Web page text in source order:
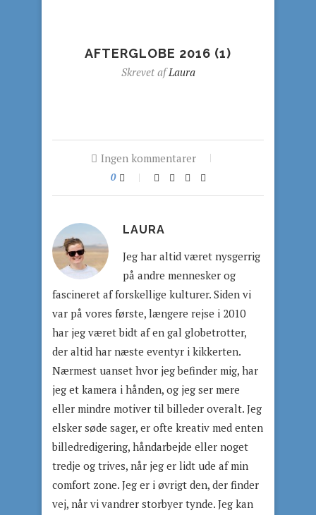
AFTERGLOBE 2016 (1)
Skrevet afLaura
Ingen kommentarer
0
LAURA
Jeg har altid været nysgerrig
på andre mennesker og
fascineret af forskellige kulturer. Siden vi
var på vores første, længere rejse i 2010
har jeg været bidt af en gal globetrotter,
der altid har næste eventyr i kikkerten.
Nærmest uanset hvor jeg befinder mig, har
jeg et kamera i hånden, og jeg ser mere
eller mindre motiver til billeder overalt. Jeg
elsker søde sager, er ofte kreativ med enten
billedredigering, håndarbejde eller noget
tredje og trives, når jeg er lidt ude af min
comfort zone. Jeg er i øvrigt den, der finder
vej, når vi vandrer storbyer tynde. Jeg kan